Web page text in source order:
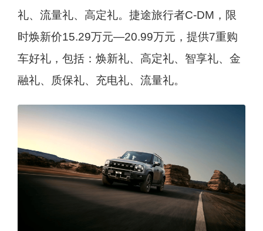
礼、流量礼、高定礼。捷途旅行者C-DM，限
时焕新价15.29万元—20.99万元，提供7重购
车好礼，包括：焕新礼、高定礼、智享礼、金
融礼、质保礼、充电礼、流量礼。